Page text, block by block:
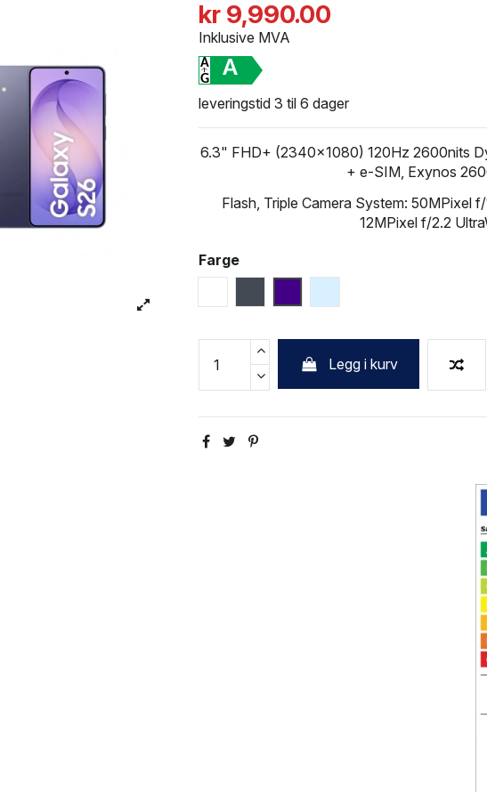
kr 9,990.00
Inklusive MVA
A
leveringstid 3 til 6 dager
6.3" FHD+ (2340x1080) 120Hz 2600nits
+ e-SIM, Exynos
Flash, Triple Camera System: 50MPixel
12MPixel f/2.2
Farge
Legg i kurv